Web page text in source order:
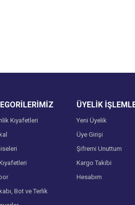
Kıyafetleri
Bot ve Terlik
ÜYELİK
Yeni Üyelik
Üye Girişi
Şifremi Unuttum
Kargo Takibi
Hesabım